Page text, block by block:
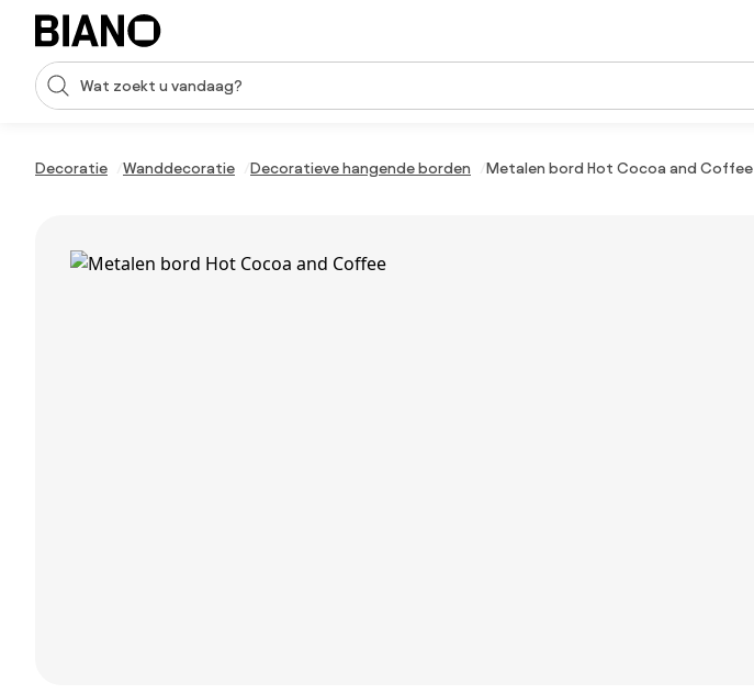
Navigatie overslaan, naar inhoud springen
Zoekopdracht invoeren
Decoratie Wanddecoratie Decoratieve hangende borden Metalen bord Hot Cocoa and Coffee